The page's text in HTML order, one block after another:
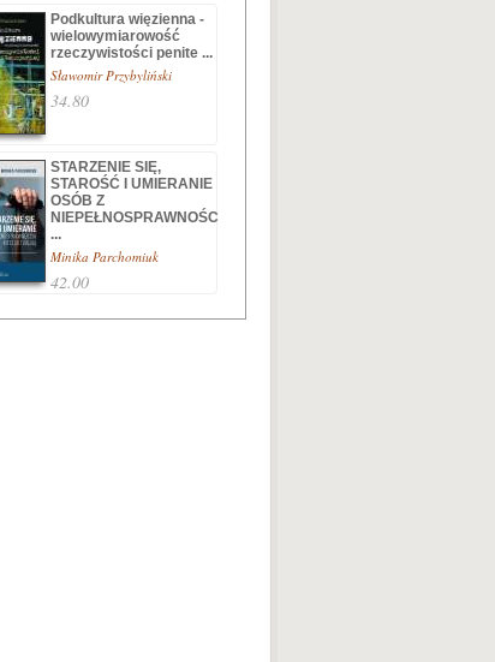
Podkultura więzienna -
wielowymiarowość
rzeczywistości penite ...
Sławomir Przybyliński
34.80
STARZENIE SIĘ,
STAROŚĆ I UMIERANIE
OSÓB Z
NIEPEŁNOSPRAWNOŚC
...
Minika Parchomiuk
42.00